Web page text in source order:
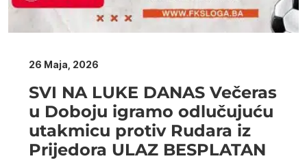
26 Maja, 2026
SVI NA LUKE DANAS Večeras
u Doboju igramo odlučujuću
utakmicu protiv Rudara iz
Prijedora ULAZ BESPLATAN